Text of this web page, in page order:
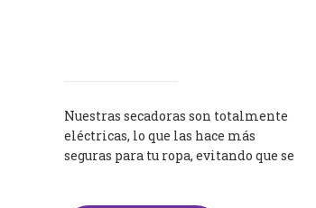
Nuestras secadoras son totalmente
eléctricas, lo que las hace más
seguras para tu ropa, evitando que se